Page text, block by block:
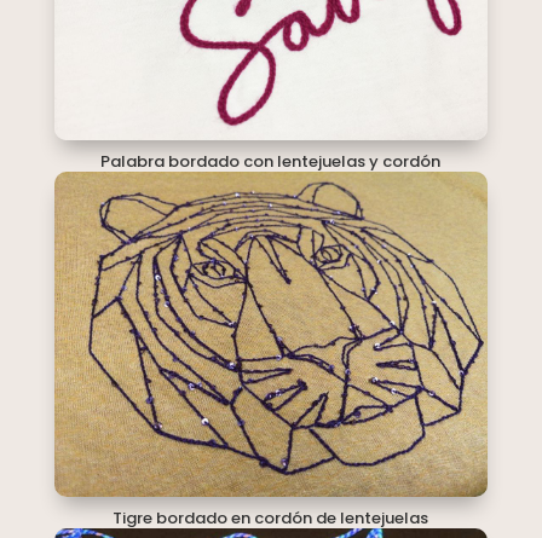
Palabra bordado con lentejuelas y cordón
Tigre bordado en cordón de lentejuelas